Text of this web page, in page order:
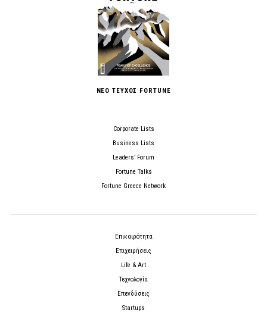
ΝΕΟ ΤΕΥΧΟΣ FORTUNE
Corporate Lists
Business Lists
Leaders’ Forum
Fortune Talks
Fortune Greece Network
Επικαιρότητα
Επιχειρήσεις
Life & Art
Τεχνολογία
Επενδύσεις
Startups